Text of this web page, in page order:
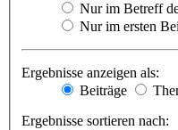
Nur im Betreff
Nur im ersten
Ergebnisse anzeigen als:
Beiträge
Ergebnisse sortieren nach: